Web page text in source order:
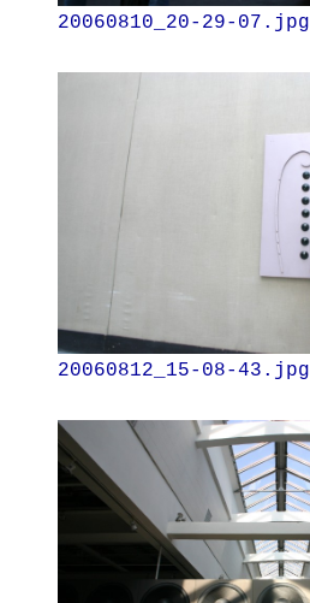
20060810_20-29-07.jpg
20060812_15-08-43.jpg